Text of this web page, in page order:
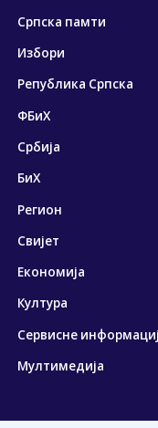
Српска памти
Избори
Република Српска
ФБиХ
Србија
БиХ
Регион
Свијет
Економија
Култура
Сервисне
Мултимедија